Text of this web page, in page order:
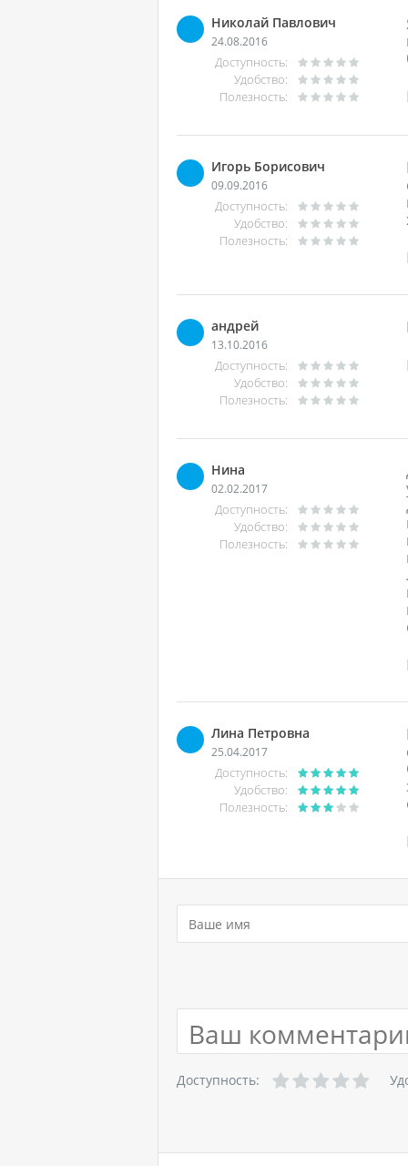
Николай Павлович
24.08.2016
Доступность:
Удобство:
Полезность:
Игорь Борисович
09.09.2016
Доступность:
Удобство:
Полезность:
андрей
13.10.2016
Доступность:
Удобство:
Полезность:
Нина
02.02.2017
Доступность:
Удобство:
Полезность:
Лина Петровна
25.04.2017
Доступность:
Удобство:
Полезность:
Доступность: